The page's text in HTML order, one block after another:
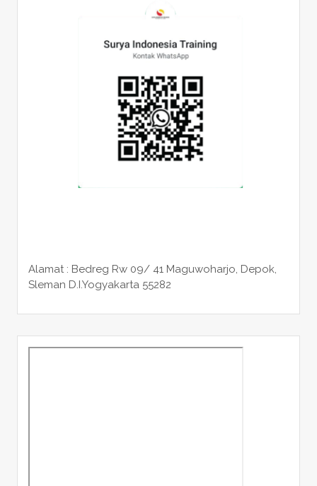
Alamat : Bedreg Rw 09/ 41 Maguwoharjo, Depok,
Sleman D.I.Yogyakarta 55282